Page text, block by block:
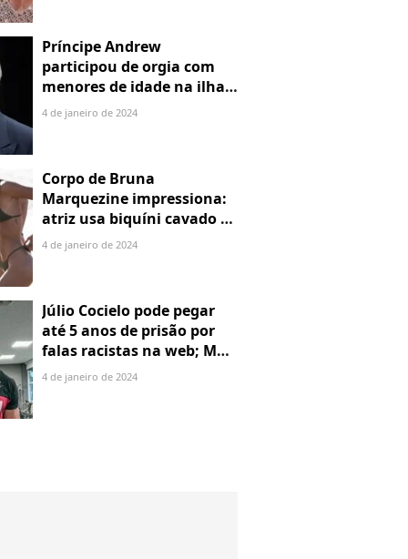
Príncipe Andrew
participou de orgia com
menores de idade na ilha
de Jeffrey Epstein, chefe de
rede de tráfico sexual
4 de janeiro de 2024
Corpo de Bruna
Marquezine impressiona:
atriz usa biquíni cavado e
body chain ao chegar em
Noronha
4 de janeiro de 2024
Júlio Cocielo pode pegar
até 5 anos de prisão por
falas racistas na web; MPF
identificou 9 posts com
preconceito racial
4 de janeiro de 2024